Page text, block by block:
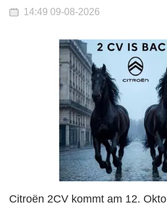
14:49 09-08-2026
Citroën 2CV kommt am 12.